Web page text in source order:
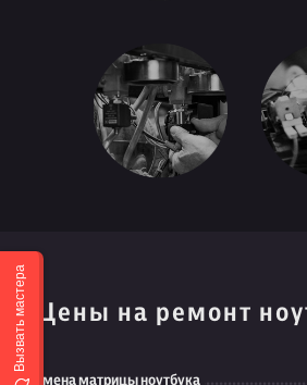
Цены на ремонт
Замена матрицы ноутбука
Вызвать мастера